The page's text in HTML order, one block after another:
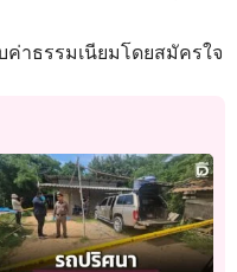
าธรรมเนียมโดยสมัครใจ